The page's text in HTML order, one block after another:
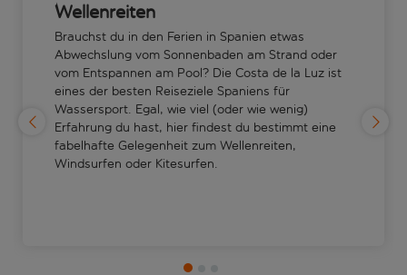
Wellenreiten
Brauchst du in den Ferien in Spanien etwas
Abwechslung vom Sonnenbaden am Strand oder
vom Entspannen am Pool? Die Costa de la Luz ist
eines der besten Reiseziele Spaniens für
Wassersport. Egal, wie viel (oder wie wenig)
Erfahrung du hast, hier findest du bestimmt eine
fabelhafte Gelegenheit zum Wellenreiten,
Windsurfen oder Kitesurfen.